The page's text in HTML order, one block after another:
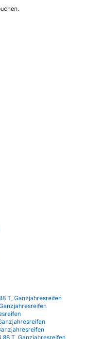
T, Ganzjahresreifen
88 T, Ganzjahresreifen